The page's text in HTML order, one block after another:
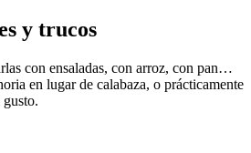
y trucos
con ensaladas, con arroz, con pan…
en lugar de calabaza, o prácticamente